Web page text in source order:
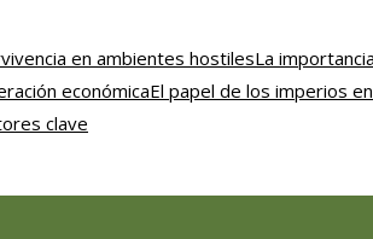
en ambientes hostilesLa
económicaEl papel de los imperios
clave